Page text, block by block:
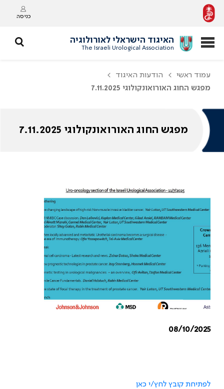
כניסה
האיגוד הישראלי לאורולוגיה
The Israeli Urological Association
עמוד ראשי
הודעות האיגוד
מפגש החוג האורואונקולוגי 7.11.2025
מפגש החוג האורואונקולוגי 7.11.2025
08/10/2025
לפתיחת קובץ לחץ/י כאן